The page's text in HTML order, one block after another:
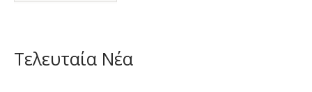
Τελευταία Νέα